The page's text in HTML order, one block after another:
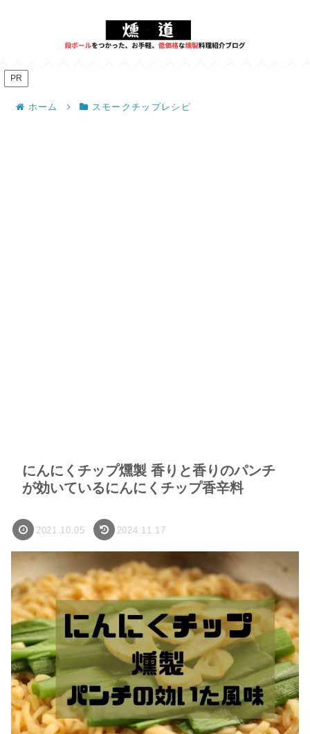
PR
ホーム スモークチップレシピ
にんにくチップ燻製 香りと香りのパンチ
が効いているにんにくチップ香辛料
2021.10.05 2024.11.17